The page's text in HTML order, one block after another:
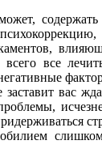
содержать
все
вас